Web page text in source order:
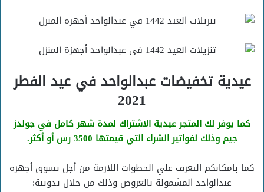
عيدية تخفيضات عبدالواحد في عيد الفطر
2021
كما يوفر لك المتجر عيدية الاشتراك لمدة شهر كامل في جولدز
جيم وذلك لفواتير الشراء التي قيمتها 3500 رس أو أكثر.
كما بامكانكم التعرف علي الخطوات اللازمة من أجل تسوق أجهزة
عبدالواحد المشمولة بالعروض وذلك من خلال تدوينة: